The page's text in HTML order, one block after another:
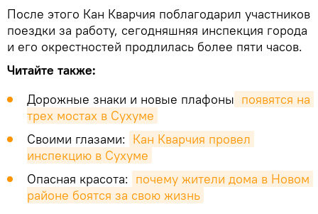
После этого Кан Кварчия поблагодарил участников
поездки за работу, сегодняшняя инспекция города
и его окрестностей продлилась более пяти часов.
Читайте также:
Дорожные знаки и новые плафоны появятся на
трех мостах в Сухуме
Своими глазами: Кан Кварчия провел
инспекцию в Сухуме
Опасная красота: почему жители дома в Новом
районе боятся за свою жизнь